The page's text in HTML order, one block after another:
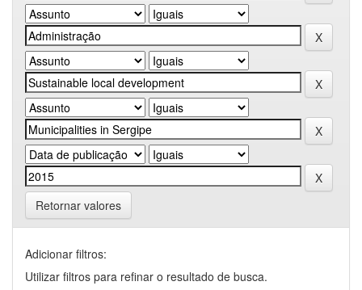
Retornar valores
Adicionar filtros:
Utilizar filtros para refinar o resultado de busca.